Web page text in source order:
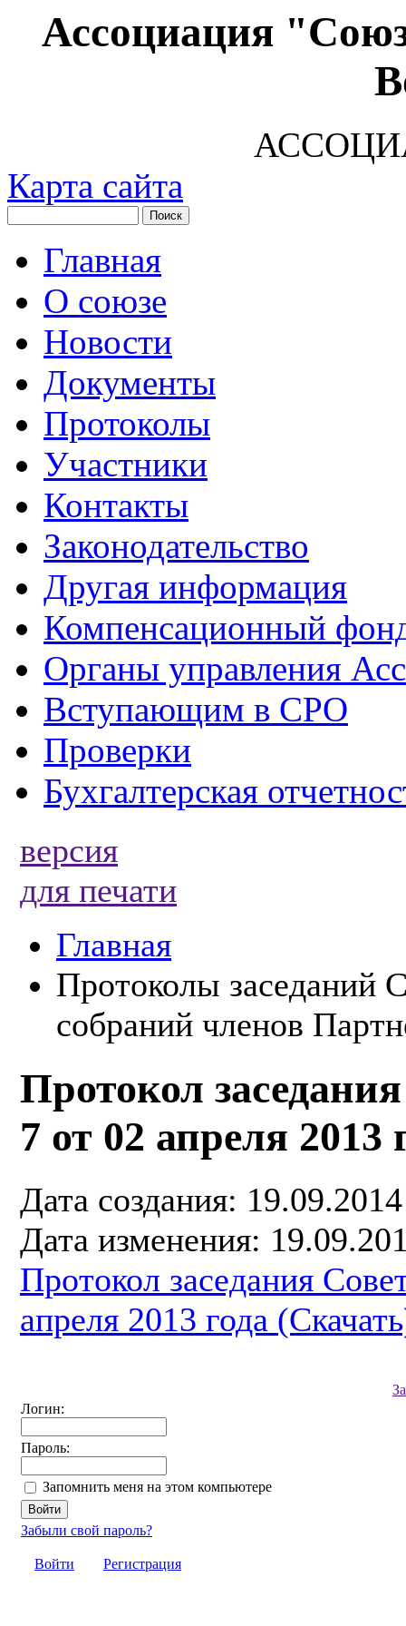
Ассоциация
Карта сайта
Главная
О союзе
Новости
Документы
Протоколы
Участники
Контакты
Законодательство
Другая информация
Компенсационный
Органы управления
Вступающим в СРО
Проверки
Бухгалтерская
версия
для печати
Главная
Протоколы заседаний
собраний членов
Протокол
7 от 02 апреля 2013
Дата создания:
Дата изменения:
Протокол заседания
апреля 2013 года
Логин:
Пароль:
Запомнить меня на этом компьютере
Забыли свой пароль?
Войти Регистрация